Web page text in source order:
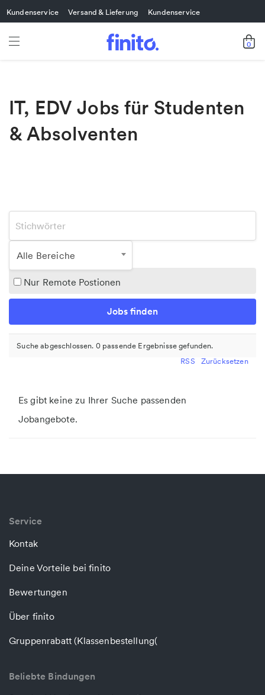
Kundenservice Versand & Lieferung Kundenservice
0
IT, EDV Jobs für Studenten
& Absolventen
Alle Bereiche
Nur Remote Postionen
Suche abgeschlossen. 0 passende Ergebnisse gefunden.
Zurücksetzen
RSS
Es gibt keine zu Ihrer Suche passenden
Jobangebote.
Service
Kontak
Deine Vorteile bei finito
Bewertungen
Über finito
Gruppenrabatt (Klassenbestellung(
Beliebte Bindungen